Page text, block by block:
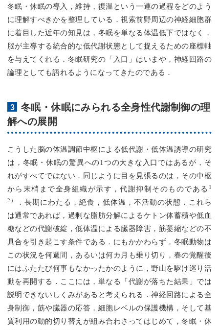
冬眠・休眠の導入，維持，復温という一連の過程をどのよう
に理解すべきかを整理している．視索前野周辺の神経細胞群
に着目した近年の知見は，冬眠を単なる体温低下ではなく，
脳が主導する統合的な低代謝状態として捉えるための座標軸
を与えてくれる．冬眠研究の「入口」はいまや，神経回路の
論理としても語れるようになってきたのである．
冬眠・休眠にみられる全身性代謝制御の理
解への展開
こうした脳の体温調節中枢による低代謝・低体温誘導の研究
は，冬眠・休眠の驚異への1つの大きな入口ではあるが，そ
れがすべてではない．同じように目を見張るのは，その中枢
から末梢まで全身組織が示す，代謝抑制そのものである 1
2）
．長期にわたる，絶食，低体温，不活動の状態．これら
は通常であれば，過剰な脂肪分解によるケトン体蓄積や低血
糖などの代謝破綻，低体温による臓器障害，筋萎縮などの不
具合を引き起こす条件である．にもかかわらず，冬眠動物は
この状況を何週間，あるいは何カ月も乗り切り，春の覚醒後
にはふたたび何事もなかったかのように，野山を駆け巡り活
動を再開する．ここには，単なる「代謝が落ちた結果」では
説明できないしくみがあると考えられる．神経回路による全
身制御，筋や臓器の応答，細胞レベルの保護機構，そして基
質利用の動的切り替えが組み合わさってはじめて，冬眠・休